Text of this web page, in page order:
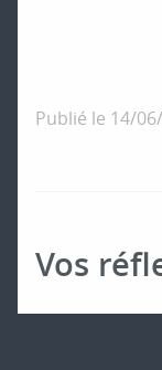
Publié le 14/
Vos